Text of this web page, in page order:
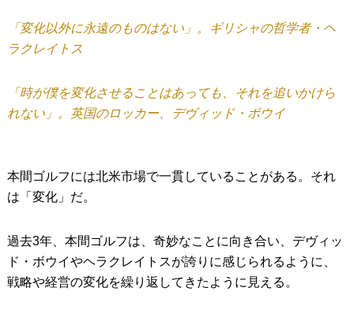
「変化以外に永遠のものはない」。ギリシャの哲学者・ヘ
ラクレイトス
「時が僕を変化させることはあっても、それを追いかけら
れない」。英国のロッカー、デヴィッド・ボウイ
本間ゴルフには北米市場で一貫していることがある。それ
は「変化」だ。
過去3年、本間ゴルフは、奇妙なことに向き合い、デヴィッ
ド・ボウイやヘラクレイトスが誇りに感じられるように、
戦略や経営の変化を繰り返してきたように見える。
IRONS アイアン
PUTTERS パター
Editor’s Picks 編集部のおすすめ
Our Mission 私たちの使命
ABOUT US MyGolfSpyJapanとは？